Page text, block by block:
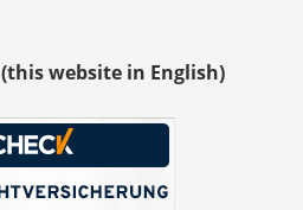
(this website in English)